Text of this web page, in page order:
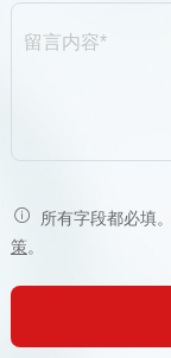
所有字段都必填
策。